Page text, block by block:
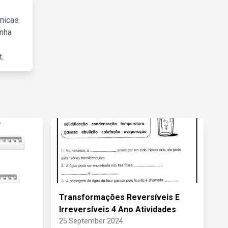
Transformações Reversíveis E
Irreversíveis 4 Ano Atividades
25 September 2024